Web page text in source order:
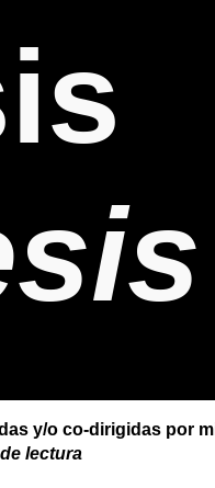
y/o co-dirigidas por
lectura